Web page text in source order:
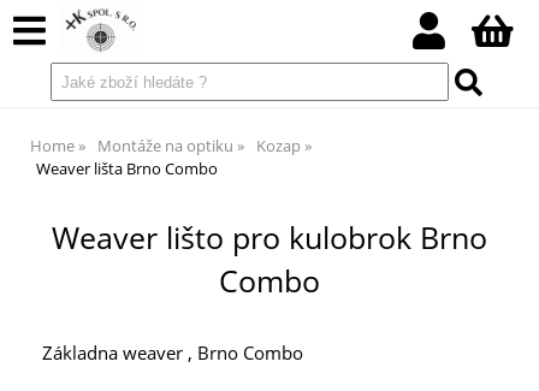
Home Montáže na optiku
Kozap
Weaver lišta Brno Combo
Weaver lišto pro kulobrok Brno
Combo
Základna weaver , Brno Combo